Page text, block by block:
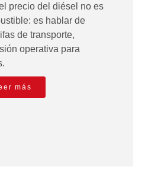
precio del diésel no es
es hablar de
de transporte,
operativa para
más